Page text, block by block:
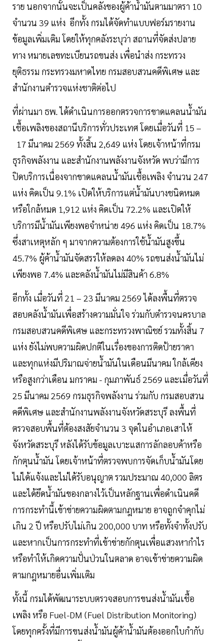
ราย นอกจากนั้นจะเป็นคลังของผู้ค้าน้ำมันตามมาตรา 10
จำนวน 39 แห่ง อีกทั้ง กรมได้จัดทำแบบฟอร์มรายงาน
ข้อมูลเพิ่มเติม โดยให้ทุกคลังระบุว่า สถานที่จัดส่งปลาย
ทาง หมายเลขทะเบียนรถขนส่ง เพื่อนำส่ง กระทรวง
ยุติธรรม กระทรวงมหาดไทย กรมสอบสวนคดีพิเศษ และ
สำนักงานตำรวจแห่งชาติต่อไป
ที่ผ่านมา ธพ. ได้ดำเนินการออกตรวจการขาดแคลนน้ำมัน
เชื้อเพลิงของสถานีบริการทั่วประเทศ โดยเมื่อวันที่ 15 –
17 มีนาคม 2569 ทั้งสิ้น 2,649 แห่ง โดยเจ้าหน้าที่กรม
ธุรกิจพลังงาน และสำนักงานพลังงานจังหวัด พบว่ามีการ
ปิดบริการเนื่องจากขาดแคลนน้ำมันเชื้อเพลิง จำนวน 247
แห่ง คิดเป็น 9.1% เปิดให้บริการแต่น้ำมันบางชนิดหมด
หรือใกล้หมด 1,912 แห่ง คิดเป็น 72.2% และเปิดให้
บริการมีน้ำมันเพียงพอจำหน่าย 496 แห่ง คิดเป็น 18.7%
ซึ่งสาเหตุหลัก ๆ มาจากความต้องการใช้น้ำมันสูงขึ้น
45.7% ผู้ค้าน้ำมันจัดสรรให้ลดลง 40% รถขนส่งน้ำมันไม่
เพียงพอ 7.4% และคลังน้ำมันไม่มีสินค้า 6.8%
อีกทั้ง เมื่อวันที่ 21 – 23 มีนาคม 2569 ได้ลงพื้นที่ตรวจ
สอบคลังน้ำมันเพื่อสร้างความมั่นใจ ร่วมกับตำรวจนครบาล
กรมสอบสวนคดีพิเศษ และกระทรวงพาณิชย์ รวมทั้งสิ้น 7
แห่ง ยังไม่พบความผิดปกติในเรื่องของการติดป้ายราคา
และทุกแห่งมีปริมาณจ่ายน้ำมันในเดือนมีนาคม ใกล้เคียง
หรือสูงกว่าเดือน มกราคม - กุมภาพันธ์ 2569 และเมื่อวันที่
25 มีนาคม 2569 กรมธุรกิจพลังงาน ร่วมกับ กรมสอบสวน
คดีพิเศษ และสำนักงานพลังงานจังหวัดสระบุรี ลงพื้นที่
ตรวจสอบพื้นที่ต้องสงสัยจำนวน 3 จุดในอำเภอเสาไห้
จังหวัดสระบุรี หลังได้รับข้อมูลเบาะแสการลักลอบค้าหรือ
กักตุนน้ำมัน โดยเจ้าหน้าที่ตรวจพบการจัดเก็บน้ำมันโดย
ไม่ได้แจ้งและไม่ได้รับอนุญาต รวมประมาณ 40,000 ลิตร
และได้ยึดน้ำมันของกลางไว้เป็นหลักฐานเพื่อดำเนินคดี
การกระทำนี้เข้าข่ายความผิดตามกฎหมาย อาจถูกจำคุกไม่
เกิน 2 ปี หรือปรับไม่เกิน 200,000 บาท หรือทั้งจำทั้งปรับ
และหากเป็นการกระทำที่เข้าข่ายกักตุนเพื่อแสวงหากำไร
หรือทำให้เกิดความปั่นป่วนในตลาด อาจเข้าข่ายความผิด
ตามกฎหมายอื่นเพิ่มเติม
ทั้งนี้ กรมได้พัฒนาระบบตรวจสอบการขนส่งน้ำมันเชื้อ
เพลิง หรือ Fuel-DM (Fuel Distribution Monitoring)
โดยทุกครั้งที่มีการขนส่งน้ำมันผู้ค้าน้ำมันต้องออกใบกำกับ